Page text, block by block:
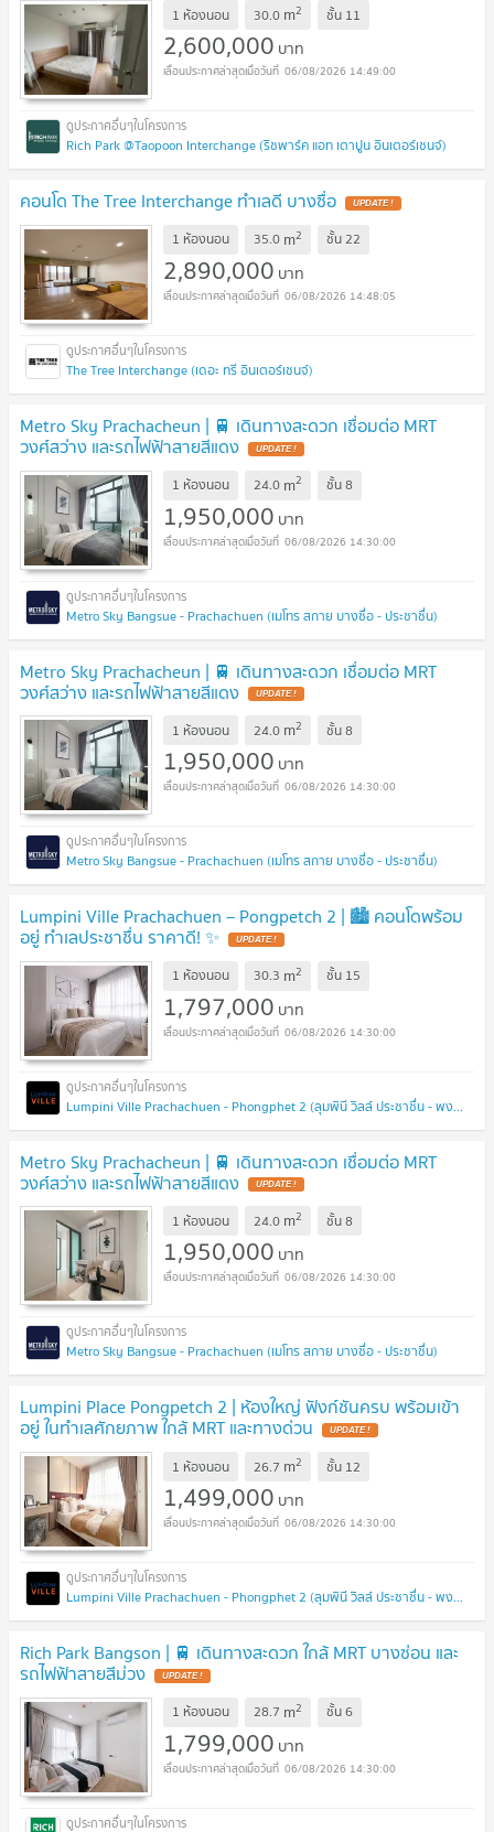
1 ห้องนอน 30.0 m2 ชั้น 11
2,600,000 บาท
06/08/2026 14:49:00
Rich Park @Taopoon Interchange (ริชพาร์ค แอท เตาปูน อินเตอร์เชนจ์)
คอนโด The Tree Interchange ทำเลดี บางซื่อ
1 ห้องนอน 35.0 m2 ชั้น22
2,890,000 บาท
06/08/2026 14:48:05
The Tree Interchange (เดอะ ทรี อินเตอร์เชนจ์)
Metro Sky Prachacheun | 🚆 เดินทางสะดวก เชื่อมต่อ MRT
วงศ์สว่าง และรถไฟฟ้าสายสีแดง
1 ห้องนอน 24.0 m2 ชั้น8
1,950,000 บาท
06/08/2026 14:30:00
Metro Sky Bangsue - Prachachuen (เมโทร สกาย บางซื่อ - ประชาชื่น)
Metro Sky Prachacheun | 🚆 เดินทางสะดวก เชื่อมต่อ MRT
วงศ์สว่าง และรถไฟฟ้าสายสีแดง
1 ห้องนอน 24.0 m2 ชั้น8
1,950,000 บาท
06/08/2026 14:30:00
Metro Sky Bangsue - Prachachuen (เมโทร สกาย บางซื่อ - ประชาชื่น)
Lumpini Ville Prachachuen – Pongpetch 2 | 🏙️ คอนโดพร้อม
อยู่ ทำเลประชาชื่น ราคาดี! ✨
1 ห้องนอน 30.3 m2 ชั้น 15
1,797,000 บาท
06/08/2026 14:30:00
Lumpini Ville Prachachuen - Phongphet 2 (ลุมพินี วิลล์ ประชาชื่น - พงษ์เพชร 2)
Metro Sky Prachacheun | 🚆 เดินทางสะดวก เชื่อมต่อ MRT
วงศ์สว่าง และรถไฟฟ้าสายสีแดง
1 ห้องนอน 24.0 m2 ชั้น8
1,950,000 บาท
06/08/2026 14:30:00
Metro Sky Bangsue - Prachachuen (เมโทร สกาย บางซื่อ - ประชาชื่น)
Lumpini Place Pongpetch 2 | ห้องใหญ่ ฟังก์ชันครบ พร้อมเข้า
อยู่ ในทำเลศักยภาพ ใกล้ MRT และทางด่วน
1 ห้องนอน 26.7 m2 ชั้น 12
1,499,000 บาท
06/08/2026 14:30:00
Lumpini Ville Prachachuen - Phongphet 2 (ลุมพินี วิลล์ ประชาชื่น - พงษ์เพชร 2)
Rich Park Bangson | 🚆 เดินทางสะดวก ใกล้ MRT บางซ่อน และ
รถไฟฟ้าสายสีม่วง
1 ห้องนอน 28.7 m2 ชั้น6
1,799,000 บาท
06/08/2026 14:30:00